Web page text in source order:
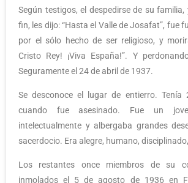
Según testigos, el despedirse de su familia,
fin, les dijo: “Hasta el Valle de Josafat”, fue
por el sólo hecho de ser religioso, y
Cristo Rey! ¡Viva España!”. Y
Seguramente el 24 de abril de 1937.
Se desconoce el lugar de entierro. Tenía
cuando fue asesinado. Fue un
intelectualmente y albergaba grandes
sacerdocio. Era alegre, humano,
Los restantes once miembros de su
inmolados el 5 de agosto de 1936 en